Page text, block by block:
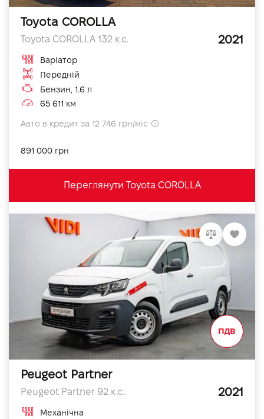
Toyota COROLLA
Toyota COROLLA 132 к.с. 2021
Варіатор
Передній
Бензин, 1.6 л
65 611 км
Авто в кредит за 12 746 грн/міс
891 000 грн
Переглянути Toyota COROLLA
Peugeot Partner
Peugeot Partner 92 к.с. 2021
Механічна